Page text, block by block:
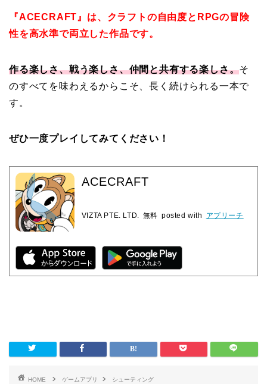
『ACECRAFT』は、クラフトの自由度とRPGの冒険
性を高水準で両立した作品です。
作る楽しさ、戦う楽しさ、仲間と共有する楽しさ。そ
のすべてを味わえるからこそ、長く続けられる一本で
す。
ぜひ一度プレイしてみてください！
ACECRAFT
VIZTA PTE. LTD. 無料 posted with アプリーチ
HOME ゲームアプリ
シューティング